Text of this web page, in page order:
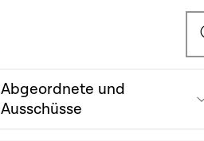
Abgeordnete und
Ausschüsse